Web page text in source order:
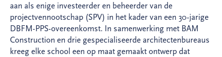
aan als enige investeerder en beheerder van de
projectvennootschap (SPV) in het kader van een 30-jarige
DBFM-PPS-overeenkomst. In samenwerking met BAM
Construction en drie gespecialiseerde architectenbureaus
kreeg elke school een op maat gemaakt ontwerp dat